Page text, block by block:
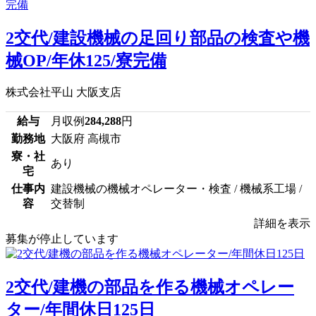
2交代/建設機械の足回り部品の検査や機
械OP/年休125/寮完備
株式会社平山 大阪支店
給与 月収例284,288円
勤務地 大阪府 高槻市
寮・社
宅
あり
仕事内
容
建設機械の機械オペレーター・検査 / 機械系工場 /
交替制
詳細を表示
募集が停止しています
2交代/建機の部品を作る機械オペレー
ター/年間休日125日